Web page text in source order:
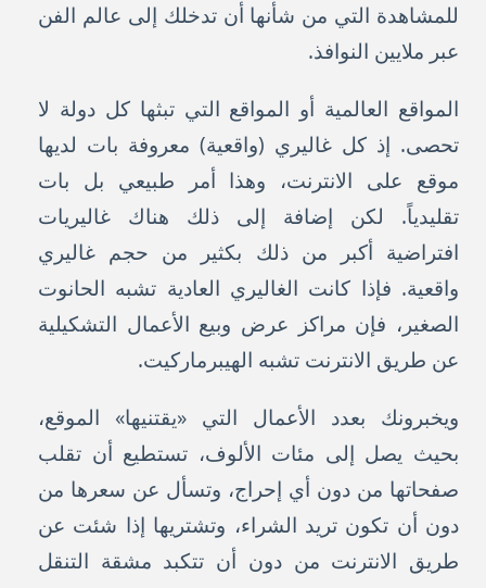
للمشاهدة التي من شأنها أن تدخلك إلى عالم الفن
عبر ملايين النوافذ.
المواقع العالمية أو المواقع التي تبثها كل دولة لا
تحصى. إذ كل غاليري (واقعية) معروفة بات لديها
موقع على الانترنت، وهذا أمر طبيعي بل بات
تقليدياً. لكن إضافة إلى ذلك هناك غاليريات
افتراضية أكبر من ذلك بكثير من حجم غاليري
واقعية. فإذا كانت الغاليري العادية تشبه الحانوت
الصغير، فإن مراكز عرض وبيع الأعمال التشكيلية
عن طريق الانترنت تشبه الهيبرماركيت.
ويخبرونك بعدد الأعمال التي «يقتنيها» الموقع،
بحيث يصل إلى مئات الألوف، تستطيع أن تقلب
صفحاتها من دون أي إحراج، وتسأل عن سعرها من
دون أن تكون تريد الشراء، وتشتريها إذا شئت عن
طريق الانترنت من دون أن تتكبد مشقة التنقل